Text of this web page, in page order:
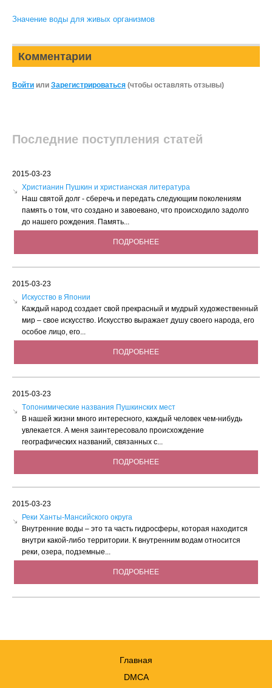
Значение воды для живых организмов
Комментарии
Войти или Зарегистрироваться (чтобы оставлять отзывы)
Последние поступления статей
2015-03-23
Христианин Пушкин и христианская литература
Наш святой долг - сберечь и передать следующим поколениям
память о том, что создано и завоевано, что происходило задолго
до нашего рождения. Память...
ПОДРОБНЕЕ
2015-03-23
Искусство в Японии
Каждый народ создает свой прекрасный и мудрый художественный
мир – свое искусство. Искусство выражает душу своего народа, его
особое лицо, его...
ПОДРОБНЕЕ
2015-03-23
Tопонимические названия Пушкинских мест
В нашей жизни много интересного, каждый человек чем-нибудь
увлекается. А меня заинтересовало происхождение
географических названий, связанных с...
ПОДРОБНЕЕ
2015-03-23
Реки Ханты-Мансийского округа
Внутренние воды – это та часть гидросферы, которая находится
внутри какой-либо территории. К внутренним водам относится
реки, озера, подземные...
ПОДРОБНЕЕ
Главная
DMCA